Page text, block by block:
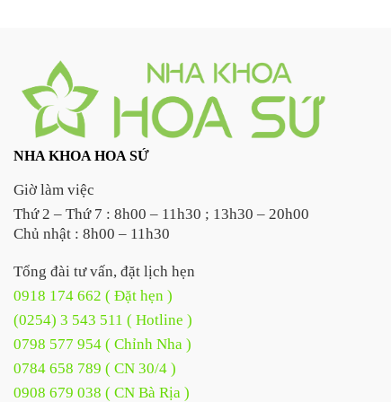
NHA KHOA HOA SỨ
Giờ làm việc
Thứ 2 – Thứ 7 : 8h00 – 11h30 ; 13h30 – 20h00
Chủ nhật : 8h00 – 11h30
Tổng đài tư vấn, đặt lịch hẹn
0918 174 662 ( Đặt hẹn )
(0254) 3 543 511 ( Hotline )
0798 577 954 ( Chỉnh Nha )
0784 658 789 ( CN 30/4 )
0908 679 038 ( CN Bà Rịa )